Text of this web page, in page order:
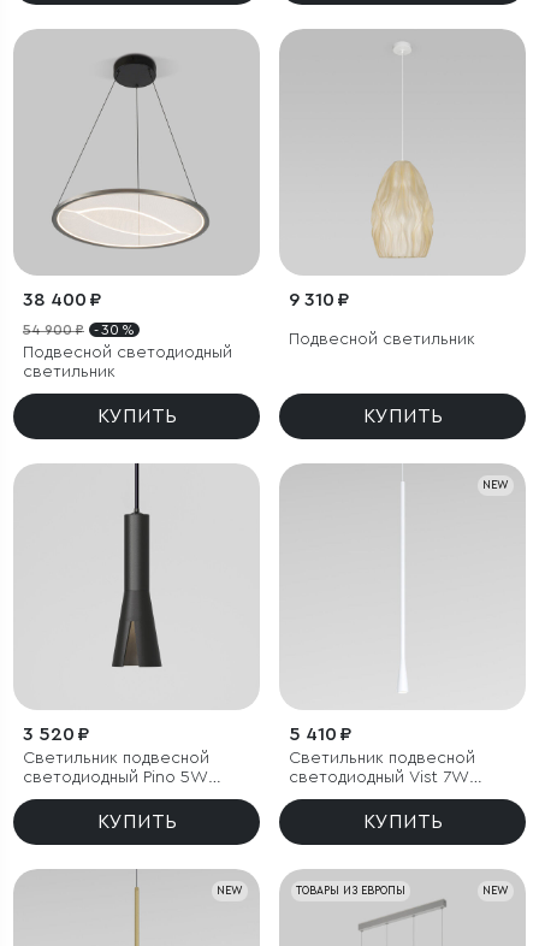
38 400 ₽
54 900 ₽ - 30 %
Подвесной светодиодный
светильник
КУПИТЬ
9 310 ₽
Подвесной светильник
КУПИТЬ
3 520 ₽
Светильник подвесной
светодиодный Pino 5W
4000K черный
КУПИТЬ
NEW
5 410 ₽
Светильник подвесной
светодиодный Vist 7W
3000K белый
КУПИТЬ
NEW NEW
ТОВАРЫ ИЗ ЕВРОПЫ